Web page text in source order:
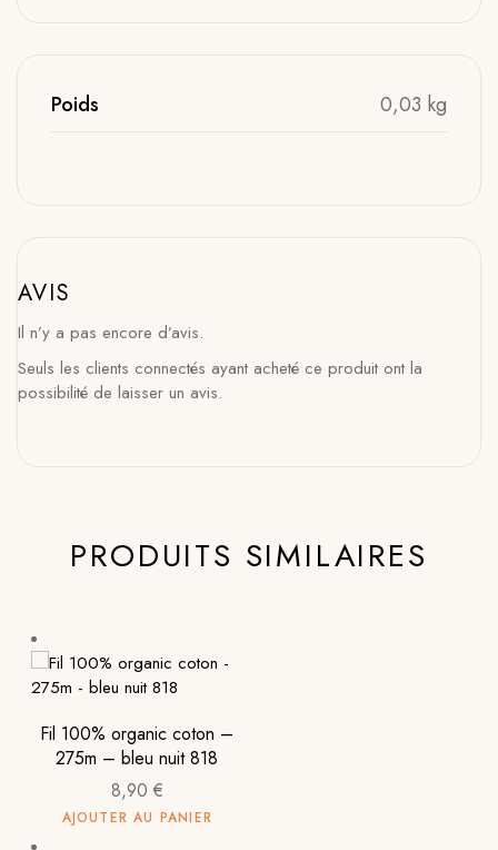
Poids 0,03 kg
AVIS
Il n’y a pas encore d’avis.
Seuls les clients connectés ayant acheté ce produit ont la
possibilité de laisser un avis.
PRODUITS SIMILAIRES
Fil 100% organic coton –
275m – bleu nuit 818
8,90 €
AJOUTER AU PANIER